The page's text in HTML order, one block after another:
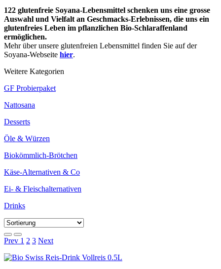
122 glutenfreie Soyana-Lebensmittel schenken uns eine grosse
Auswahl und Vielfalt an Geschmacks-Erlebnissen, die uns ein
glutenfreies Leben im pflanzlichen Bio-Schlaraffenland
ermöglichen.
Mehr über unsere glutenfreien Lebensmittel finden Sie auf der
Soyana-Webseite hier.
Weitere Kategorien
GF Probierpaket
Nattosana
Desserts
Öle & Würzen
Biokömmlich-Brötchen
Käse-Alternativen & Co
Ei- & Fleischalternativen
Drinks
Prev 1 2 3 Next